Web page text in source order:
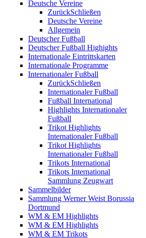
Deutsche Vereine
ZurückSchließen
Deutsche Vereine
Allgemein
Deutscher Fußball
Deutscher Fußball Highights
Internationale Eintrittskarten
Internationale Programme
Internationaler Fußball
ZurückSchließen
Internationaler Fußball
Fußball International
Highlights Internationaler
Fußball
Trikot Highlights
Internationaler Fußball
Trikot Highlights
Internationaler Fußball
Trikots International
Trikots International
Sammlung Zeugwart
Sammelbilder
Sammlung Werner Weist Borussia
Dortmund
WM & EM Highlights
WM & EM Highlights
WM & EM Trikots